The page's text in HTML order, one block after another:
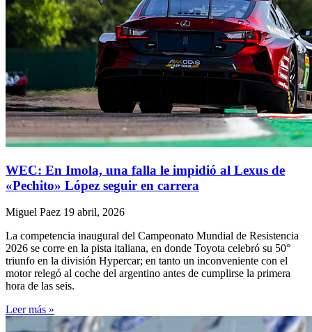
WEC: En Imola, una falla le impidió al Lexus de
«Pechito» López seguir en carrera
Miguel Paez 19 abril, 2026
La competencia inaugural del Campeonato Mundial de Resistencia
2026 se corre en la pista italiana, en donde Toyota celebró su 50°
triunfo en la división Hypercar; en tanto un inconveniente con el
motor relegó al coche del argentino antes de cumplirse la primera
hora de las seis.
Leer más »